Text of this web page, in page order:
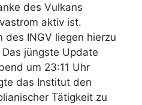
des Vulkans
aktiv ist.
des INGV liegen hierzu
jüngste Update
um 23:11 Uhr
das Institut den
Tätigkeit zu